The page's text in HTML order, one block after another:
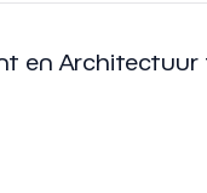
en Architectuur